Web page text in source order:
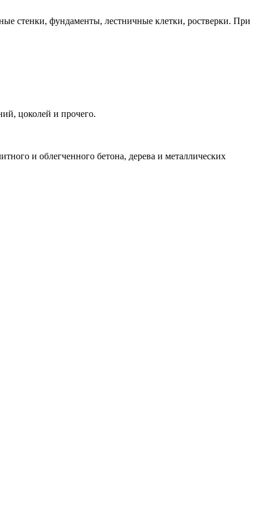
стенки, фундаменты, лестничные клетки, ростверки. При
цоколей и прочего.
и облегченного бетона, дерева и металлических